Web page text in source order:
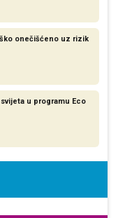
onečišćeno uz rizik
u programu Eco